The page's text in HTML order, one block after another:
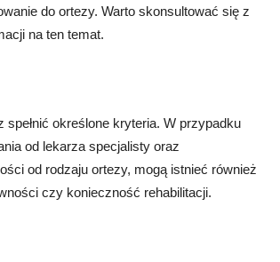
do ortezy. Warto skonsultować się z
na ten temat.
określone kryteria. W przypadku
od lekarza specjalisty oraz
od rodzaju ortezy, mogą istnieć również
czy konieczność rehabilitacji.